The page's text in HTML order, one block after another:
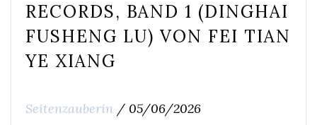
RECORDS, BAND 1 (DINGHAI
FUSHENG LU) VON FEI TIAN
YE XIANG
Seitenzauberin / 05/06/2026